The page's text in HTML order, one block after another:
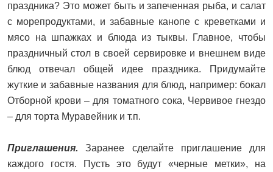
праздника? Это может быть и запеченная рыба, и салат
с морепродуктами, и забавные канопе с креветками и
мясо на шпажках и блюда из тыквы. Главное, чтобы
праздничный стол в своей сервировке и внешнем виде
блюд отвечал общей идее праздника. Придумайте
жуткие и забавные названия для блюд, например: бокал
Отборной крови – для томатного сока, Червивое гнездо
– для торта Муравейник и т.п.
Приглашения. Заранее сделайте приглашение для
каждого гостя. Пусть это будут «черные метки», на